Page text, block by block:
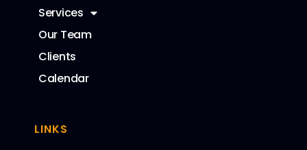
Services
Our Team
Clients
Calendar
LINKS